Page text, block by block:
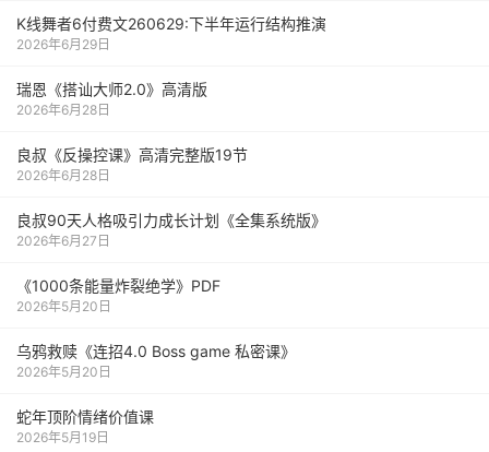
K线舞者6付费文260629:下半年运行结构推演
2026年6月29日
瑞恩《搭讪大师2.0》高清版
2026年6月28日
良叔《反操控课》高清完整版19节
2026年6月28日
良叔90天人格吸引力成长计划《全集系统版》
2026年6月27日
《1000‮能条‬‎量‮裂炸‬‎绝学》PDF
2026年5月20日
乌鸦救赎《连招4.0 Boss game 私密课》
2026年5月20日
蛇年顶阶情绪价值课
2026年5月19日